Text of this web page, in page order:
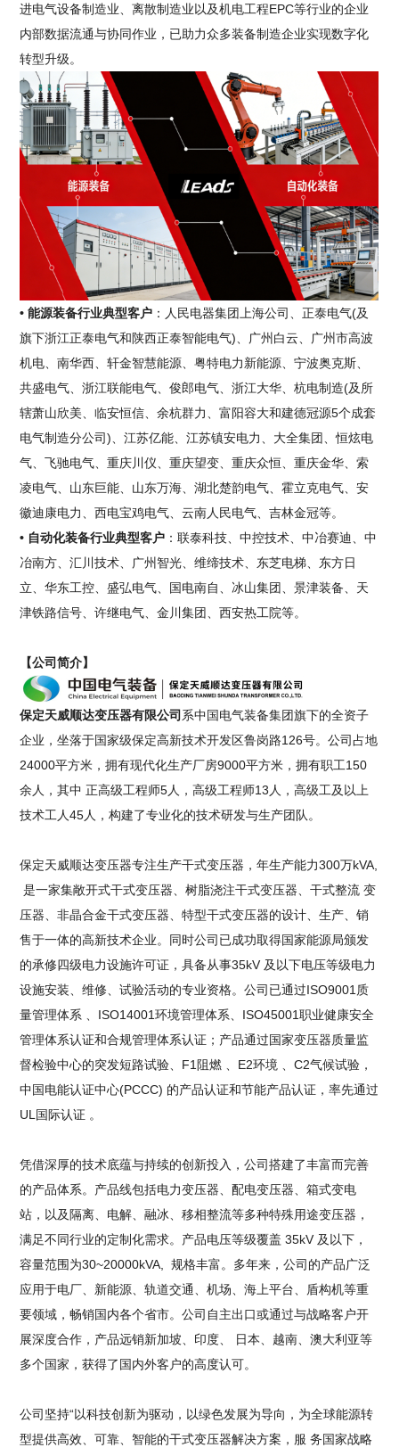
进电气设备制造业、离散制造业以及机电工程EPC等行业的企业
内部数据流通与协同作业，已助力众多装备制造企业实现数字化
转型升级。
• 能源装备行业典型客户 ：人民电器集团上海公司、正泰电气(及
旗下浙江正泰电气和陕西正泰智能电气)、广州白云、广州市高波
机电、南华西、轩金智慧能源、粤特电力新能源、宁波奥克斯、
共盛电气、浙江联能电气、俊郎电气、浙江大华、杭电制造(及所
辖萧山欣美、临安恒信、余杭群力、富阳容大和建德冠源5个成套
电气制造分公司)、江苏亿能、江苏镇安电力、大全集团、恒炫电
气、飞驰电气、重庆川仪、重庆望变、重庆众恒、重庆金华、索
凌电气、山东巨能、山东万海、湖北楚韵电气、霍立克电气、安
徽迪康电力、西电宝鸡电气、云南人民电气、吉林金冠等。
• 自动化装备行业典型客户 ：联泰科技、中控技术、中冶赛迪、中
冶南方、汇川技术、广州智光、维缔技术、东芝电梯、东方日
立、华东工控、盛弘电气、国电南自、冰山集团、景津装备、天
津铁路信号、许继电气、金川集团、西安热工院等。
【公司简介】
保定天威顺达变压器有限公司 系中国电气装备集团旗下的全资子
企业，坐落于国家级保定高新技术开发区鲁岗路126号。公司占地
24000平方米，拥有现代化生产厂房9000平方米，拥有职工150
余人，其中 正高级工程师5人，高级工程师13人，高级工及以上
技术工人45人，构建了专业化的技术研发与生产团队。
保定天威顺达变压器专注生产干式变压器，年生产能力300万kVA,
是一家集敞开式干式变压器、树脂浇注干式变压器、干式整流 变
压器、非晶合金干式变压器、特型干式变压器的设计、生产、销
售于一体的高新技术企业。同时公司已成功取得国家能源局颁发
的承修四级电力设施许可证，具备从事35kV 及以下电压等级电力
设施安装、维修、试验活动的专业资格。公司已通过ISO9001质
量管理体系 、ISO14001环境管理体系、ISO45001职业健康安全
管理体系认证和合规管理体系认证；产品通过国家变压器质量监
督检验中心的突发短路试验、F1阻燃 、E2环境 、C2气候试验，
中国电能认证中心(PCCC) 的产品认证和节能产品认证，率先通过
UL国际认证 。
凭借深厚的技术底蕴与持续的创新投入，公司搭建了丰富而完善
的产品体系。产品线包括电力变压器、配电变压器、箱式变电
站，以及隔离、电解、融冰、移相整流等多种特殊用途变压器，
满足不同行业的定制化需求。产品电压等级覆盖 35kV 及以下，
容量范围为30~20000kVA, 规格丰富。多年来，公司的产品广泛
应用于电厂、新能源、轨道交通、机场、海上平台、盾构机等重
要领域，畅销国内各个省市。公司自主出口或通过与战略客户开
展深度合作，产品远销新加坡、印度、 日本、越南、澳大利亚等
多个国家，获得了国内外客户的高度认可。
公司坚持“以科技创新为驱动，以绿色发展为导向，为全球能源转
型提供高效、可靠、智能的干式变压器解决方案，服 务国家战略